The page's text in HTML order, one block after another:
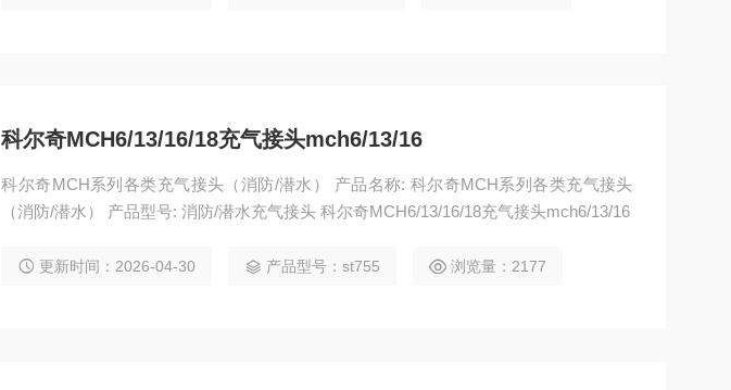
科尔奇MCH6/13/16/18充气接头mch6/13/16
科尔奇MCH系列各类充气接头（消防/潜水） 产品名称: 科尔奇MCH系列各类充气接头
（消防/潜水） 产品型号: 消防/潜水充气接头 科尔奇MCH6/13/16/18充气接头mch6/13/16
更新时间：2026-04-30 产品型号：st755 浏览量：2177